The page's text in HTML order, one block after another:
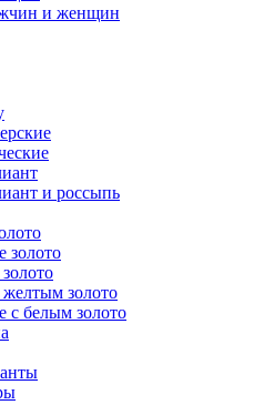
и женщин
и россыпь
золото
желтым золото
с белым золото